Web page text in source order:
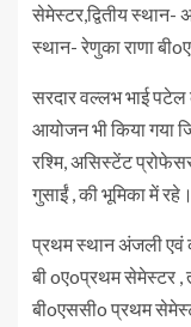
सेमेस्टर,द्वितीय
स्थान- रेणुका राणा
सरदार वल्लभ भाई पटेल
आयोजन भी किया गया
रश्मि, असिस्टेंट
गुसाईं , की भूमिका में रहे।
प्रथम स्थान अंजली एवं
बी oएoप्रथम सेमेस्टर ,
बीoएससीo प्रथम